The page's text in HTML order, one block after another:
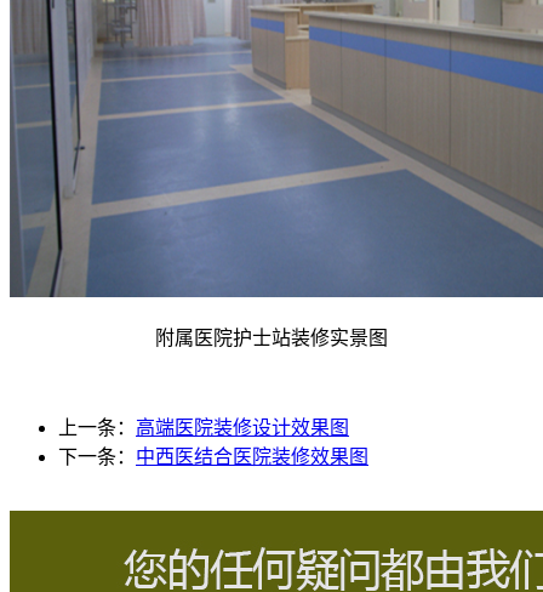
附属医院护士站装修实景图
上一条： 高端医院装修设计效果图
下一条： 中西医结合医院装修效果图